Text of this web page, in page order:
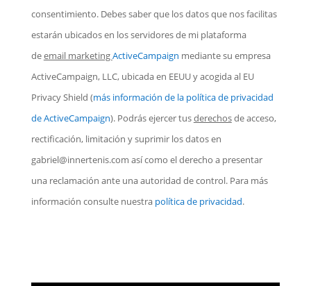
consentimiento. Debes saber que los datos que nos facilitas
estarán ubicados en los servidores de mi plataforma
deemail marketingActiveCampaign mediante su empresa
ActiveCampaign, LLC, ubicada en EEUU y acogida al EU
Privacy Shield (más información de la política de privacidad
de ActiveCampaign). Podrás ejercer tusderechosde acceso,
rectificación, limitación y suprimir los datos en
gabriel@innertenis.com así como el derecho a presentar
una reclamación ante una autoridad de control. Para más
información consulte nuestra política de privacidad.